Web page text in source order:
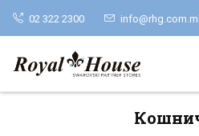
02 322 2300